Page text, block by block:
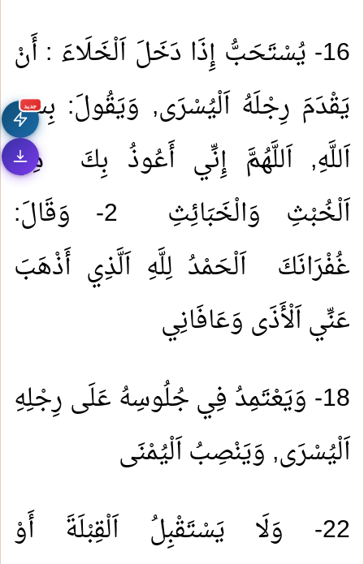
جديد
16- يُسْتَحَبُّ إِذَا دَخَلَ اَلْخَلَاءَ : أَنْ
يَقْدَمَ رِجْلَهُ اَلْيُسْرَى, وَيَقُولَ: بِسْمِ
اَللَّهِ, اَللَّهُمَّ إِنِّي أَعُوذُ بِكَ مِنْ
اَلْخُبْثِ وَالْخَبَائِثِ 2- وَقَالَ:
غُفْرَانَكَ اَلْحَمْدُ لِلَّهِ اَلَّذِي أَذْهَبَ
عَنِّي اَلْأَذَى وَعَافَانِي
18- وَيَعْتَمِدُ فِي جُلُوسِهُ عَلَى رِجْلِهِ
اَلْيُسْرَى, وَيَنْصِبُ اَلْيُمْنَى
22- وَلَا يَسْتَقْبِلُ اَلْقِبْلَةَ أَوْ